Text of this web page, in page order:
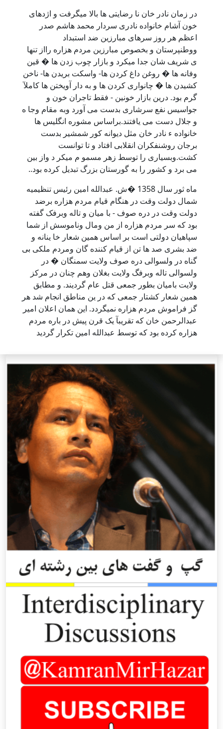
در زمان نادر خان نا رضایتی ها بالا میگرفت و اژدهای
خون آشام خانواده نادری سردار محمد هاشم صدر
اعظم هر روز سرهای مبارزین ضد استبداد
ووطنپرستان و بخصوص مبارزین مردم هزاره رااز تنها
ی شریف شان جدا میکرد و بازار چوب زدن ها � قین
وفانه ها � روغن داغ کردن ها- واسکت بریدن ها- ناخن
کشیدن ها � چانواری کردن ها و به دار آویختن ها کاملآ
گرم بود. درین بازار خونین - فقط تاجران خون و
جواسیس نفع سرشاری بدست می آورد وبه مقام وجا ه
و جلال دست می یافتند.براساس مشوره انگلیس ها
خانواده ء نادر خان مثل دیوانه کور شمشیر بدست
برجان روشنفکران انقلابی افتاد و تا توانست
کشت.وبسیاری را توسط زهر مسمو م میکر د واز بین
می برد و کشور را به گورستان بزرگ تبدیل کرده بود..
ماه ثور سال 1358 �ش. عبدالله امین رئیس تنظیمیه
شمال دولت وقت در هنگام قیام مردم هزاره برضد
دولت وقت در دره صوف - با میان و تاله وبرفک گفته
بود که سر مردم هزاره از من ومال وناموسش از شما
سپاهیان دولتی است بر اساس همین شعار خا ینانه و
ضد بشری صد ها تن از قیام کننده گان ومردم ملکی بی
گناه در ولسوالی دره صوف ولایت سمنگان � در
ولسوالی تاله وبرفگ ولایت بغلان وهم چنان در مرکز
ولایت بامیان بطور جمعی قتل عام گردیند. و مطابق
همین شعار کشتار جمعی که در ین مناطق انجام شد هر
گز فراموش مردم هزاره نمیگردد. این همان اعلان امیر
عبدالرحمن خان که تقریبآ یک قرن پیش در باره مردم
هزاره کرده بود که توسط عبدالله امین تکرار گردید